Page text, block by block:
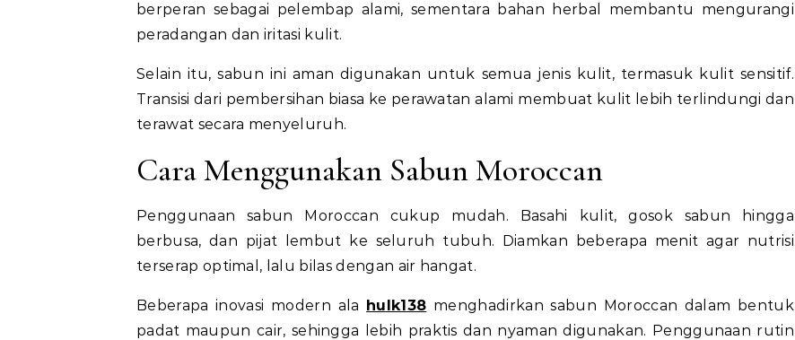
berperan sebagai pelembap alami, sementara bahan herbal membantu mengurangi
peradangan dan iritasi kulit.
Selain itu, sabun ini aman digunakan untuk semua jenis kulit, termasuk kulit sensitif.
Transisi dari pembersihan biasa ke perawatan alami membuat kulit lebih terlindungi dan
terawat secara menyeluruh.
Cara Menggunakan Sabun Moroccan
Penggunaan sabun Moroccan cukup mudah. Basahi kulit, gosok sabun hingga
berbusa, dan pijat lembut ke seluruh tubuh. Diamkan beberapa menit agar nutrisi
terserap optimal, lalu bilas dengan air hangat.
Beberapa inovasi modern ala hulk138 menghadirkan sabun Moroccan dalam bentuk
padat maupun cair, sehingga lebih praktis dan nyaman digunakan. Penggunaan rutin